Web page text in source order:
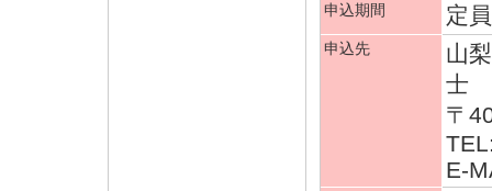
申込期間 定
申込先
山
士
〒
E-